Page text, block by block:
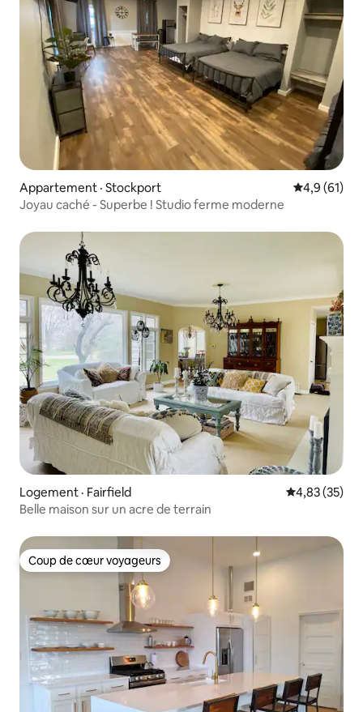
Appartement · Stockport Note
4,9 (61)
Joyau caché - Superbe ! Studio ferme moderne
Logement · Fairfield Note
4,83 (35)
Belle maison sur un acre de terrain
Coup de cœur voyageurs
Coup de cœur voyageurs